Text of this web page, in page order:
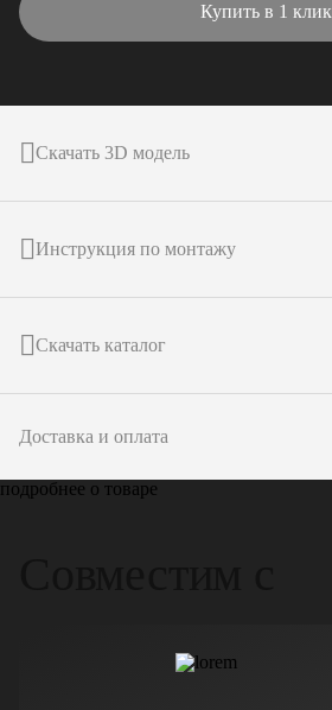
Купить в 1 клик
Скачать 3D модель
Инструкция по монтажу
Скачать каталог
Доставка и оплата
подробнее о товаре